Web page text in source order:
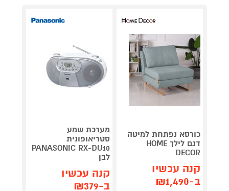
כורסא נפתחת למיטה
דגם לילך HOME
DECOR
קנה עכשיו
ב-₪1,490
מערכת שמע
סטריאופונית
PANASONIC RX-DU10
לבן
קנה עכשיו
ב-₪379